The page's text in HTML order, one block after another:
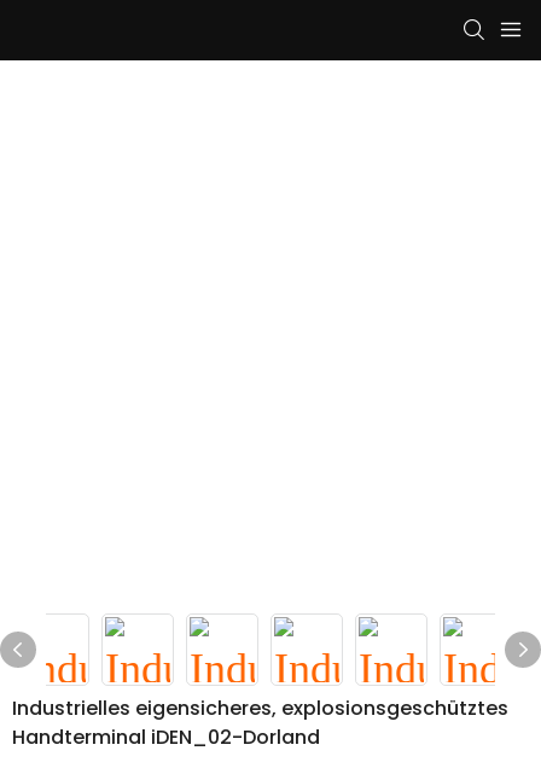
Industrielles eigensicheres, explosionsgeschütztes
Handterminal iDEN_02-Dorland